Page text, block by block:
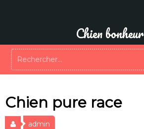
Chien bonheur
Chien pure race
admin
Rechercher :